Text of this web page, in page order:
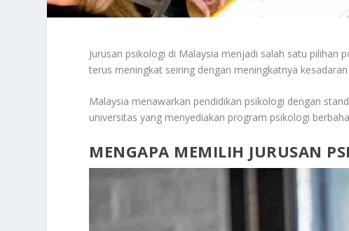
Jurusan psikologi di Malaysia menjadi salah satu
terus meningkat seiring dengan meningkatnya
Malaysia menawarkan pendidikan psikologi dengan
universitas yang menyediakan program psikologi
MENGAPA MEMILIH JURUSAN